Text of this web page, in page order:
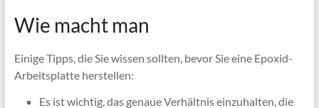
Wie macht man
Einige Tipps, die Sie wissen sollten, bevor Sie eine Epoxid-
Arbeitsplatte herstellen:
Es ist wichtig, das genaue Verhältnis einzuhalten, die